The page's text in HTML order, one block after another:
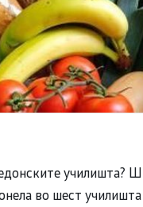
училишта?
во шест